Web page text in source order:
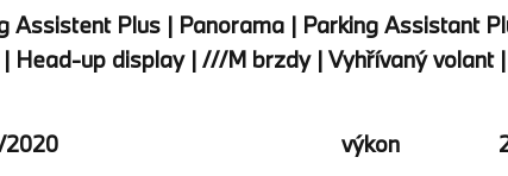
Assistent Plus | Panorama | Parking Assistant
Head-up display | ///M brzdy | Vyhřívaný
2020 výkon